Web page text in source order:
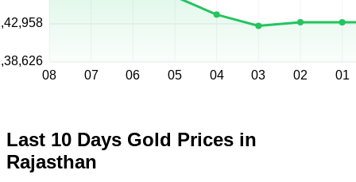
08
07 06 05 04 03 02 01
Last 10 Days Gold Prices in
Rajasthan